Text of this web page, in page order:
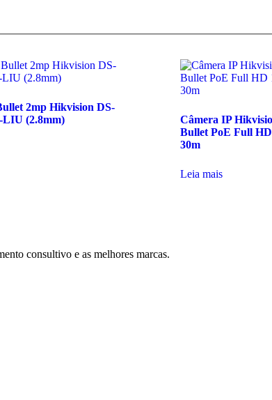
2mp Hikvision DS-
LIU (2.8mm)
Câmera IP
Bullet PoE Full
30m
Leia mais
consultivo e as melhores marcas.